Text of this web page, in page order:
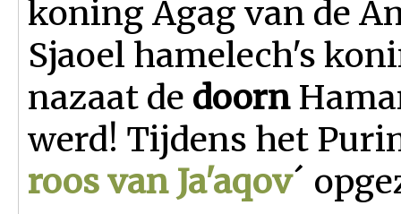
koning Agag van de
Sjaoel hamelech's
nazaat de doorn
werd! Tijdens het
roos van Ja'aqov´